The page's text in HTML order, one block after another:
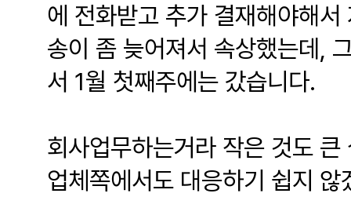
에 전화받고 추가 결재해야해
송이 좀 늦어져서 속상했는데,
서 1월 첫째주에는 갔습니다.
회사업무하는거라 작은 것도
업체쪽에서도 대응하기 쉽지